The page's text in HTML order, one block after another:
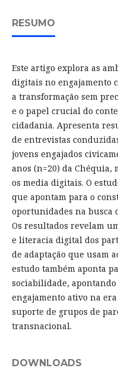
RESUMO
Este artigo explora as
digitais no engajamento
a transformação sem
e o papel crucial do
cidadania. Apresenta
de entrevistas
jovens engajados
anos (n=20) da Chéquia,
os media digitais. O
que apontam para o
oportunidades na busca
Os resultados revelam
e literacia digital dos
de adaptação que usam
estudo também aponta
sociabilidade,
engajamento ativo na
suporte de grupos de
transnacional.
DOWNLOADS